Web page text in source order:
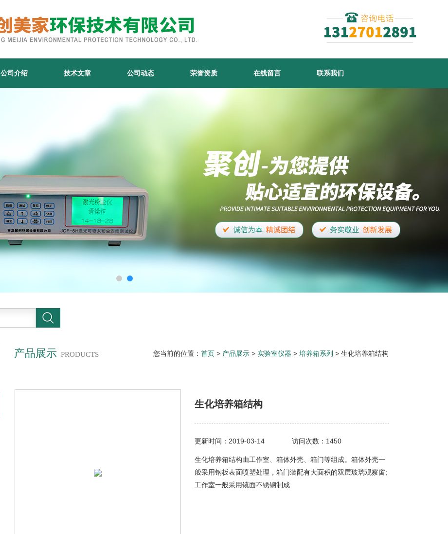
公司介绍 技术文章 公司动态 荣誉资质 在线留言 联系我们
产品展示 PRODUCTS 您当前的位置： 首页 > 产品展示 > 实验室仪器 > 培养箱系列 > 生化培养箱结构
生化培养箱结构
更新时间：2019-03-14 访问次数：1450
生化培养箱结构由工作室、箱体外壳、箱门等组成。箱体外壳一
般采用钢板表面喷塑处理，箱门装配有大面积的双层玻璃观察窗;
工作室一般采用镜面不锈钢制成